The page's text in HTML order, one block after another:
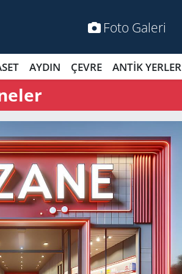
Foto Galeri
AYDIN ÇEVRE ANTİK YERLER